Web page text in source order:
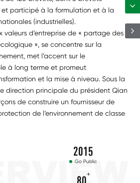
et participé à la formulation et à la
(industrielles).
valeurs d’entreprise de « partage des
», se concentre sur la
met l’accent sur le
à long terme et promeut
et la mise à niveau. Sous la
direction principale du président Qian
de construire un fournisseur de
de l’environnement de classe
2015
Go Public
+